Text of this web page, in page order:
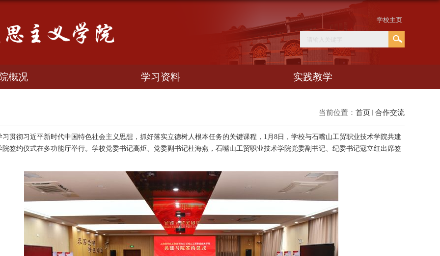
学校主页
概况 学习资料 实践教学
当前位置： 首页 合作交流
习贯彻习近平新时代中国特色社会主义思想，抓好落实立德树人根本任务的关键课程，1月8日，学校与石嘴山工贸职业技术学院共建
签约仪式在多功能厅举行。学校党委书记高炬、党委副书记杜海燕， 石嘴山工贸职业技术学院党委副书记、纪委书记寇立红出席签